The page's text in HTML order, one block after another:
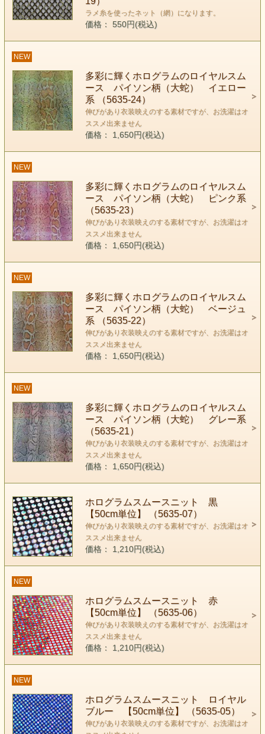
ラメ糸を使ったネット（網）になります。
価格： 550円(税込)
NEW
多彩に輝くホログラムのロイヤルスム
ース パイソン柄（大蛇） イエロー
系 （5635-24）
伸びがあり衣装映えのする素材ですが、お洗濯はオ
ススメ出来ません
価格： 1,650円(税込)
NEW
多彩に輝くホログラムのロイヤルスム
ース パイソン柄（大蛇） ピンク系
（5635-23）
伸びがあり衣装映えのする素材ですが、お洗濯はオ
ススメ出来ません
価格： 1,650円(税込)
NEW
多彩に輝くホログラムのロイヤルスム
ース パイソン柄（大蛇） ベージュ
系 （5635-22）
伸びがあり衣装映えのする素材ですが、お洗濯はオ
ススメ出来ません
価格： 1,650円(税込)
NEW
多彩に輝くホログラムのロイヤルスム
ース パイソン柄（大蛇） グレー系
（5635-21）
伸びがあり衣装映えのする素材ですが、お洗濯はオ
ススメ出来ません
価格： 1,650円(税込)
ホログラムスムースニット 黒
【50cm単位】 （5635-07）
伸びがあり衣装映えのする素材ですが、お洗濯はオ
ススメ出来ません
価格： 1,210円(税込)
NEW
ホログラムスムースニット 赤
【50cm単位】 （5635-06）
伸びがあり衣装映えのする素材ですが、お洗濯はオ
ススメ出来ません
価格： 1,210円(税込)
NEW
ホログラムスムースニット ロイヤル
ブルー 【50cm単位】 （5635-05）
伸びがあり衣装映えのする素材ですが、お洗濯はオ